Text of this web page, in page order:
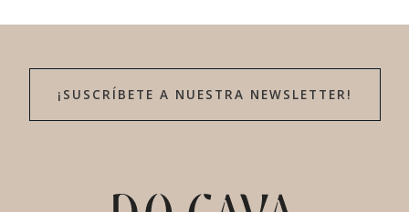
¡SUSCRÍBETE A NUESTRA NEWSLETTER!